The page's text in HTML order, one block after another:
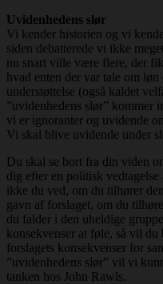
Uvidenhedens slør
Vi kender historien og vi
siden debatterede vi ikke
nu snart ville være flere, der
hvad enten der var tale om
understøttelse (også kaldet
”uvidenhedens slør” kommer
vi er ignoranter og uvidende
Vi skal blive uvidende under
Du skal se bort fra din viden
dig efter en politisk
ikke du ved, om du tilhører
gavn af forslaget, om du
du falder i den uheldige
konsekvenser at føle, så vil
forslagets konsekvenser for
”uvidenhedens slør” vil vi
tanken hos John Rawls.